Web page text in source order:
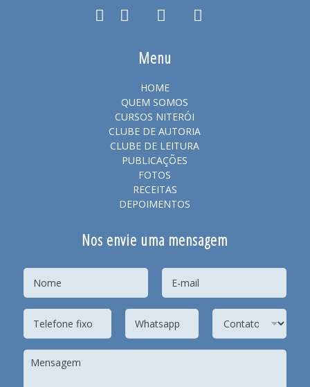
Menu
HOME
QUEM SOMOS
CURSOS NITERÓI
CLUBE DE AUTORIA
CLUBE DE LEITURA
PUBLICAÇÕES
FOTOS
RECEITAS
DEPOIMENTOS
Nos envie uma mensagem